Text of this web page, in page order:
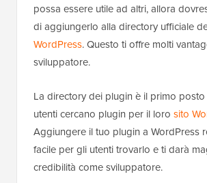
possa essere utile ad altri, allora
di aggiungerlo alla directory ufficiale
WordPress. Questo ti offre molti
sviluppatore.
La directory dei plugin è il primo
utenti cercano plugin per il loro sito
Aggiungere il tuo plugin a WordPress
facile per gli utenti trovarlo e ti darà
credibilità come sviluppatore.